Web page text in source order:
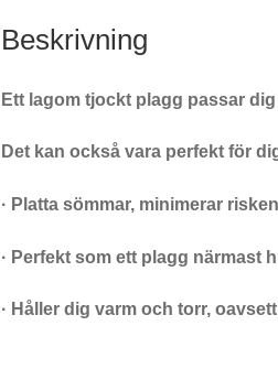
Beskrivning
Ett lagom tjockt plagg passar
Det kan också vara perfekt för
· Platta sömmar, minimerar
· Perfekt som ett plagg närmast
· Håller dig varm och torr,